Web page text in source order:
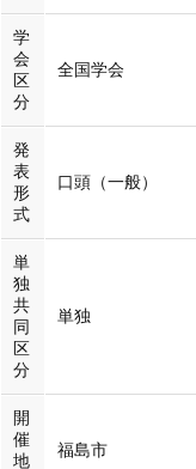
学
会
区
分
全国学会
発
表
形
式
口頭（一般）
単
独
共
同
区
分
単独
開
催
地
福島市